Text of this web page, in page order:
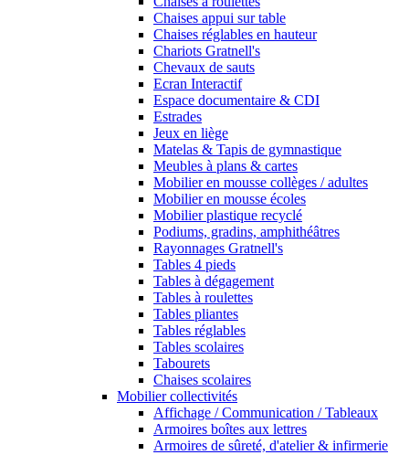
Chaises appui sur table
Chaises réglables en hauteur
Chariots Gratnell's
Chevaux de sauts
Ecran Interactif
Espace documentaire & CDI
Estrades
Jeux en liège
Matelas & Tapis de gymnastique
Meubles à plans & cartes
Mobilier en mousse collèges / adultes
Mobilier en mousse écoles
Mobilier plastique recyclé
Podiums, gradins, amphithéâtres
Rayonnages Gratnell's
Tables 4 pieds
Tables à dégagement
Tables à roulettes
Tables pliantes
Tables réglables
Tables scolaires
Tabourets
Chaises scolaires
Mobilier collectivités
Affichage / Communication / Tableaux
Armoires boîtes aux lettres
Armoires de sûreté, d'atelier & infirmerie